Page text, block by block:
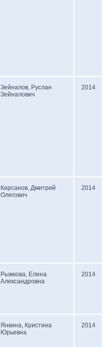
Зейналов, Руслан
Зейналович
2014
Кирсанов, Дмитрий
Олегович
2014
Рыжкова, Елена
Александровна
2014
Янкина, Кристина
Юрьевна
2014